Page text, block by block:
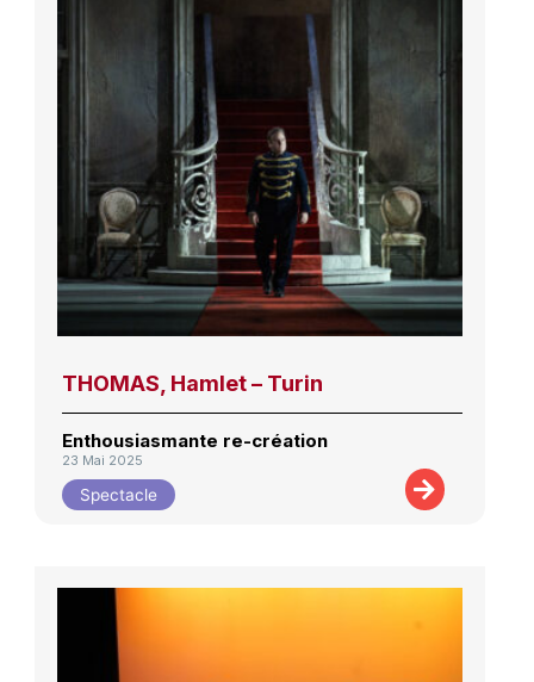
THOMAS, Hamlet – Turin
Enthousiasmante re-création
23 Mai 2025
Spectacle